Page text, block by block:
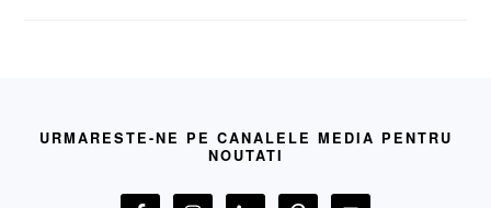
URMARESTE-NE PE CANALELE MEDIA PENTRU
NOUTATI